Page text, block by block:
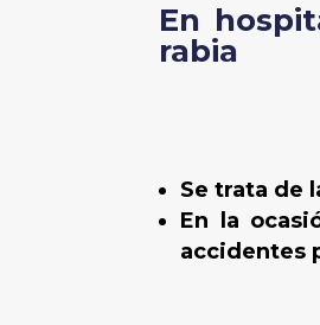
En
rabia
Se trata de
En la
accidentes